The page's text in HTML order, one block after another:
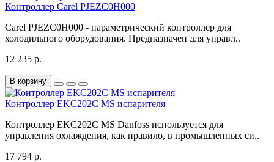
Контроллер Carel PJEZC0H000
Carel PJEZC0H000 - параметрический контроллер для
холодильного оборудования. Предназначен для управл..
12 235 р.
В корзину
Контроллер EKC202C MS испарителя
Контроллер EKC202C MS Danfoss используется для
управления охлаждения, как правило, в промышленных си..
17 794 р.